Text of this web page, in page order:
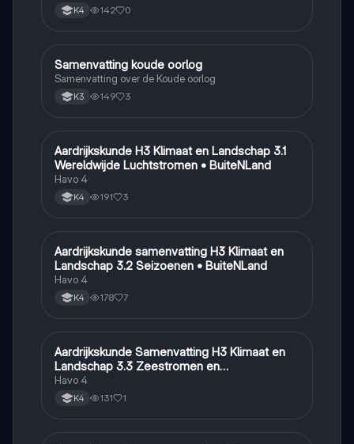
K4 142 0
Geschiedenis
Samenvatting koude oorlog
Samenvatting over de Koude oorlog
K3 149 3
Aardrijkskunde
Aardrijkskunde H3 Klimaat en Landschap 3.1
Wereldwijde Luchtstromen • BuiteNLand
Havo 4
K4 191 3
Aardrijkskunde
Aardrijkskunde samenvatting H3 Klimaat en
Landschap 3.2 Seizoenen • BuiteNLand
Havo 4
K4 178 7
Aardrijkskunde
Aardrijkskunde Samenvatting H3 Klimaat en
Landschap 3.3 Zeestromen en
Klimaatgebieden • BuiteNLand
Havo 4
K4 131 1